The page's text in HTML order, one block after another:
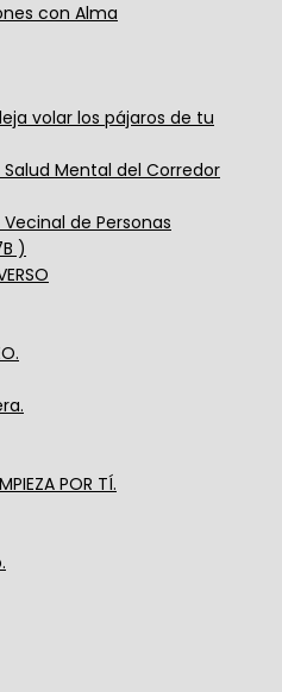
con Alma
volar los pájaros de tu
Salud Mental del Corredor
Vecinal de Personas
)
POR TÍ.